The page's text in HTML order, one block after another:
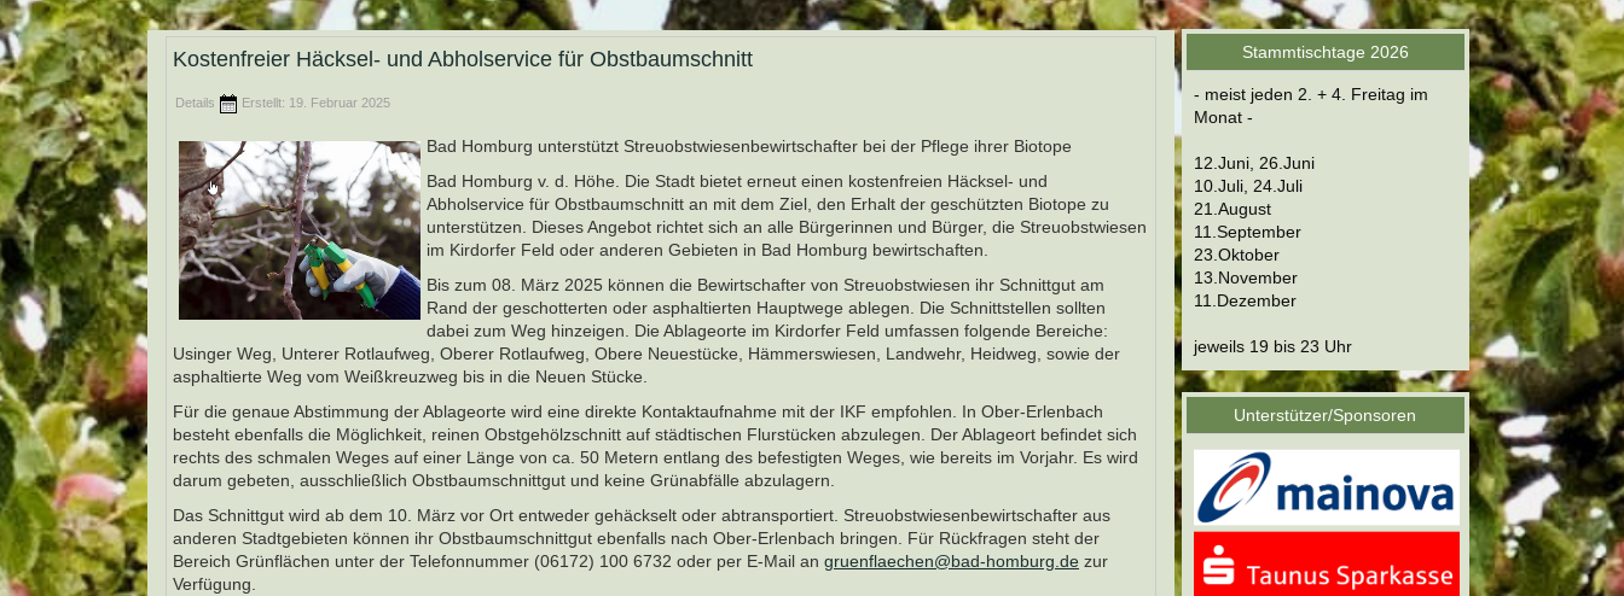
Kostenfreier Häcksel- und Abholservice für Obstbaumschnitt
Details Erstellt: 19. Februar 2025
Bad Homburg unterstützt Streuobstwiesenbewirtschafter bei der Pflege ihrer Biotope
Bad Homburg v. d. Höhe. Die Stadt bietet erneut einen kostenfreien Häcksel- und
Abholservice für Obstbaumschnitt an mit dem Ziel, den Erhalt der geschützten Biotope zu
unterstützen. Dieses Angebot richtet sich an alle Bürgerinnen und Bürger, die Streuobstwiesen
im Kirdorfer Feld oder anderen Gebieten in Bad Homburg bewirtschaften.
Bis zum 08. März 2025 können die Bewirtschafter von Streuobstwiesen ihr Schnittgut am
Rand der geschotterten oder asphaltierten Hauptwege ablegen. Die Schnittstellen sollten
dabei zum Weg hinzeigen. Die Ablageorte im Kirdorfer Feld umfassen folgende Bereiche:
Usinger Weg, Unterer Rotlaufweg, Oberer Rotlaufweg, Obere Neuestücke, Hämmerswiesen, Landwehr, Heidweg, sowie der
asphaltierte Weg vom Weißkreuzweg bis in die Neuen Stücke.
Für die genaue Abstimmung der Ablageorte wird eine direkte Kontaktaufnahme mit der IKF empfohlen. In Ober-Erlenbach
besteht ebenfalls die Möglichkeit, reinen Obstgehölzschnitt auf städtischen Flurstücken abzulegen. Der Ablageort befindet sich
rechts des schmalen Weges auf einer Länge von ca. 50 Metern entlang des befestigten Weges, wie bereits im Vorjahr. Es wird
darum gebeten, ausschließlich Obstbaumschnittgut und keine Grünabfälle abzulagern.
Das Schnittgut wird ab dem 10. März vor Ort entweder gehäckselt oder abtransportiert. Streuobstwiesenbewirtschafter aus
anderen Stadtgebieten können ihr Obstbaumschnittgut ebenfalls nach Ober-Erlenbach bringen. Für Rückfragen steht der
Bereich Grünflächen unter der Telefonnummer (06172) 100 6732 oder per E-Mail an gruenflaechen@bad-homburg.de zur
Verfügung.
Stammtischtage 2026
- meist jeden 2. + 4. Freitag im
Monat -
12.Juni, 26.Juni
10.Juli, 24.Juli
21.August
11.September
23.Oktober
13.November
11.Dezember
jeweils 19 bis 23 Uhr
Unterstützer/Sponsoren